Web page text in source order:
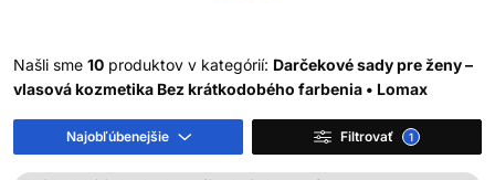
Darčeková sada nie je automaticky vhodná pre každú ženu.
vybrať produkty podľa reálnej potreby vlasov a pokožky.
Našli sme 10 produktov v kategórií: Darčekové sady pre ženy –
vlasová kozmetika Bez krátkodobého farbenia • Lomax
Najobľúbenejšie Filtrovať 1